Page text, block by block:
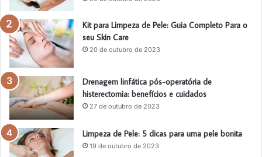
Kit para Limpeza de Pele: Guia Completo Para o
seu Skin Care
20 de outubro de 2023
Drenagem linfática pós-operatória de
histerectomia: benefícios e cuidados
27 de outubro de 2023
Limpeza de Pele: 5 dicas para uma pele bonita
19 de outubro de 2023